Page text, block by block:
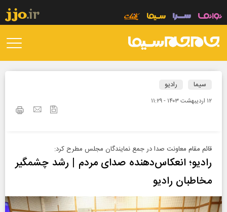
سیما رادیو
۱۲ ارديبهشت ۱۴۰۳ - ۱۱:۲۹
قائم مقام معاونت صدا در جمع نمایندگان مجلس مطرح کرد:
رادیو؛ انعکاس‌دهنده صدای مردم | رشد چشمگیر
مخاطبان رادیو